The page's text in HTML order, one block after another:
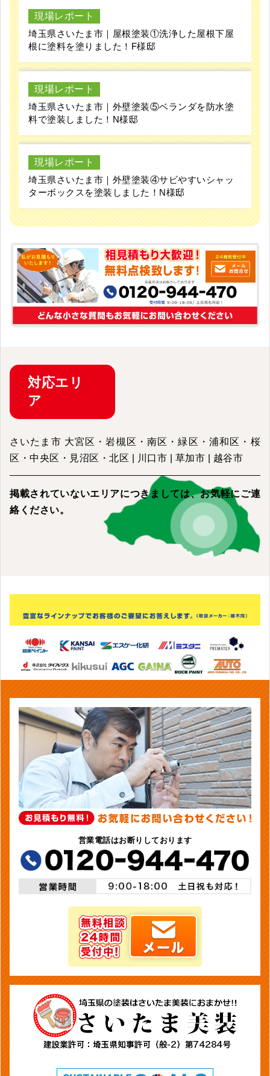
現場レポート
埼玉県さいたま市｜屋根塗装①洗浄した屋根下屋
根に塗料を塗りました！F様邸
現場レポート
埼玉県さいたま市｜外壁塗装⑤ベランダを防水塗
料で塗装しました！N様邸
現場レポート
埼玉県さいたま市｜外壁塗装④サビやすいシャッ
ターボックスを塗装しました！N様邸
対応エリ
ア
さいたま市 大宮区・岩槻区・南区・緑区・浦和区・桜
区・中央区・見沼区・北区 | 川口市 | 草加市 | 越谷市
掲載されていないエリアにつきましては、お気軽にご連
絡ください。
営業電話はお断りしております